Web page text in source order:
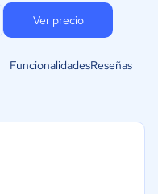
Ver precio
FuncionalidadesReseñas